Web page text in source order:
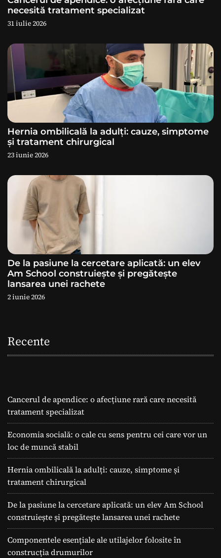
r
t
c
o
l
e
necesită tratament specializat
31 iulie 2026
Hernia ombilicală la adulți: cauze, simptome
și tratament chirurgical
23 iunie 2026
De la pasiune la cercetare aplicată: un elev
Am School construiește și pregătește
lansarea unei rachete
2 iunie 2026
Recente
Cancerul de apendice: o afecțiune rară care necesită
tratament specializat
Economia socială: o cale cu sens pentru cei care vor un
loc de muncă stabil
Hernia ombilicală la adulți: cauze, simptome și
tratament chirurgical
De la pasiune la cercetare aplicată: un elev Am School
construiește și pregătește lansarea unei rachete
Componentele esențiale ale utilajelor folosite în
construcția drumurilor